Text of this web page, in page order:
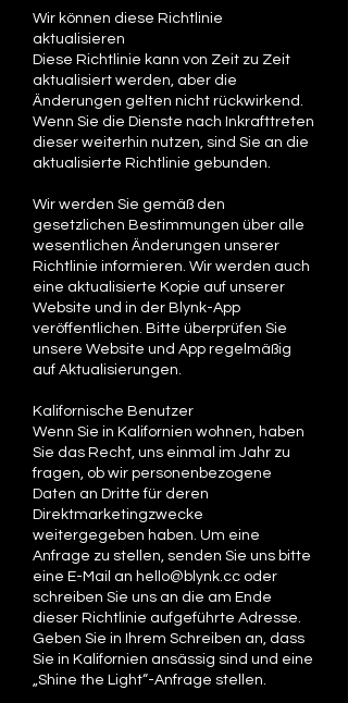
Wir können diese Richtlinie
aktualisieren
Diese Richtlinie kann von Zeit zu Zeit
aktualisiert werden, aber die
Änderungen gelten nicht rückwirkend.
Wenn Sie die Dienste nach Inkrafttreten
dieser weiterhin nutzen, sind Sie an die
aktualisierte Richtlinie gebunden.
Wir werden Sie gemäß den
gesetzlichen Bestimmungen über alle
wesentlichen Änderungen unserer
Richtlinie informieren. Wir werden auch
eine aktualisierte Kopie auf unserer
Website und in der Blynk-App
veröffentlichen. Bitte überprüfen Sie
unsere Website und App regelmäßig
auf Aktualisierungen.
Kalifornische Benutzer
Wenn Sie in Kalifornien wohnen, haben
Sie das Recht, uns einmal im Jahr zu
fragen, ob wir personenbezogene
Daten an Dritte für deren
Direktmarketingzwecke
weitergegeben haben. Um eine
Anfrage zu stellen, senden Sie uns bitte
eine E-Mail an hello@blynk.cc oder
schreiben Sie uns an die am Ende
dieser Richtlinie aufgeführte Adresse.
Geben Sie in Ihrem Schreiben an, dass
Sie in Kalifornien ansässig sind und eine
„Shine the Light“-Anfrage stellen.